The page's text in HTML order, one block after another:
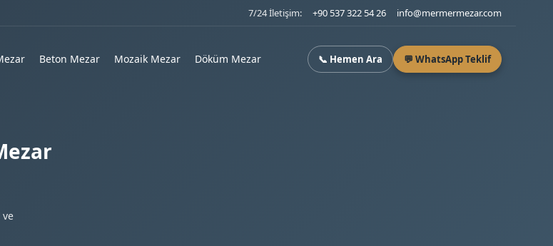
7/24 İletişim: +90 537 322 54 26 info@mermermezar.com
Beton Mezar Mozaik Mezar Döküm Mezar 📞 Hemen Ara 💬 WhatsApp Teklif